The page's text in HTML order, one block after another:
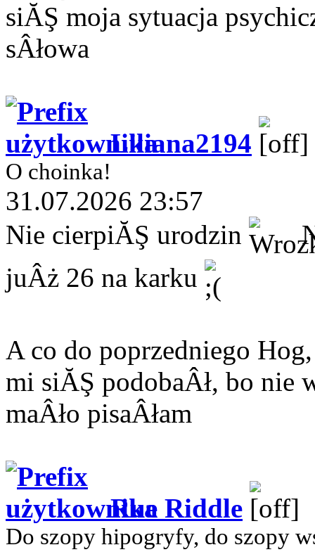
siĂŞ moja sytuacja
sÂłowa
Liliana2194
O choinka!
31.07.2026 23:57
Nie cierpiĂŞ urodzin
juÂż 26 na karku
A co do poprzedniego
mi siĂŞ podobaÂł, bo nie
maÂło pisaÂłam
Rue Riddle
Do szopy hipogryfy, do szopy